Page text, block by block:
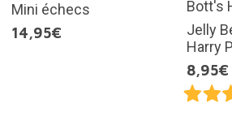
Mini échecs
14,95€
Jelly
Harry
8,95€